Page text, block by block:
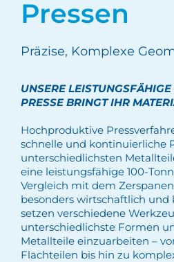
Pressen
Präzise, Komplexe
UNSERE
PRESSE BRINGT IHR
Hochproduktive
schnelle und kontinuierliche
unterschiedlichsten
eine leistungsfähige 100-
Vergleich mit dem
besonders wirtschaftlich und
setzen verschiedene
unterschiedlichste Formen
Metallteile einzuarbeiten –
Flachteilen bis hin zu